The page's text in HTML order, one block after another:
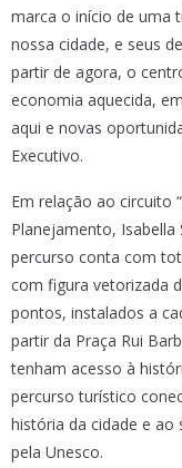
marca o início de uma
nossa cidade, e seus
partir de agora, o
economia aquecida,
aqui e novas
Executivo.
Em relação ao circuito
Planejamento,
percurso conta com
com figura vetorizada
pontos, instalados a
partir da Praça Rui
tenham acesso à
percurso turístico
história da cidade e ao
pela Unesco.